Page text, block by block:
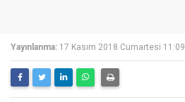
Yayınlanma: 17 Kasım 2018 Cumartesi 11:09